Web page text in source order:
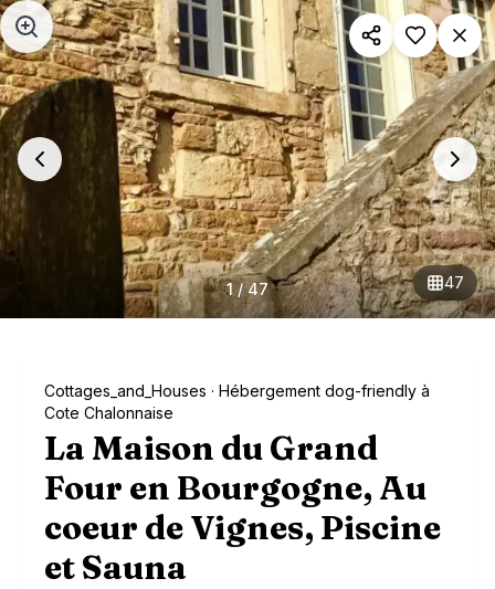
Aller au contenu principal
1/47 47
Cottages_and_Houses · Hébergement dog-friendly à
Cote Chalonnaise
La Maison du Grand
Four en Bourgogne, Au
coeur de Vignes, Piscine
et Sauna